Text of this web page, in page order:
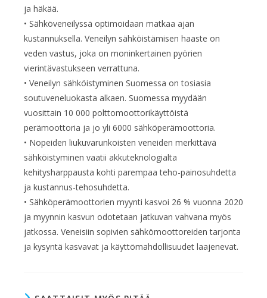
ja häkää.
• Sähköveneilyssä optimoidaan matkaa ajan
kustannuksella. Veneilyn sähköistämisen haaste on
veden vastus, joka on moninkertainen pyörien
vierintävastukseen verrattuna.
• Veneilyn sähköistyminen Suomessa on tosiasia
soutuveneluokasta alkaen. Suomessa myydään
vuosittain 10 000 polttomoottorikäyttöistä
perämoottoria ja jo yli 6000 sähköperämoottoria.
• Nopeiden liukuvarunkoisten veneiden merkittävä
sähköistyminen vaatii akkuteknologialta
kehitysharppausta kohti parempaa teho-painosuhdetta
ja kustannus-tehosuhdetta.
• Sähköperämoottorien myynti kasvoi 26 % vuonna 2020
ja myynnin kasvun odotetaan jatkuvan vahvana myös
jatkossa. Veneisiin sopivien sähkömoottoreiden tarjonta
ja kysyntä kasvavat ja käyttömahdollisuudet laajenevat.